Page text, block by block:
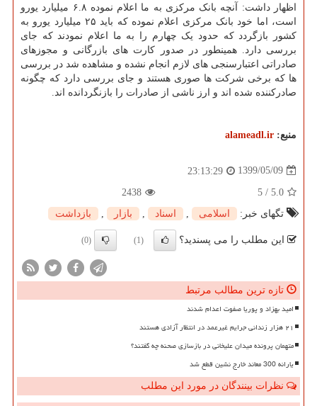
اظهار داشت: آنچه بانک مرکزی به ما اعلام نموده ۶.۸ میلیارد یورو
است، اما خود بانک مرکزی اعلام نموده که باید ۲۵ میلیارد یورو به
کشور بازگردد که حدود یک چهارم را به ما اعلام نمودند که جای
بررسی دارد. همینطور در صدور کارت های بازرگانی و مجوزهای
صادراتی اعتبارسنجی های لازم انجام نشده و مشاهده شد در بررسی
ها که برخی شرکت ها صوری هستند و جای بررسی دارد که چگونه
صادرکننده شده اند و ارز ناشی از صادرات را بازنگردانده اند.
منبع: alameadl.ir
1399/05/09
23:13:29
5.0
/
5
2438
تگهای خبر:
اسلامی اسناد بازار بازداشت
این مطلب را می پسندید؟ (1)
(0)
تازه ترین مطالب مرتبط
امید بهزاد و پوریا صفوت اعدام شدند
۲۱ هزار زندانی جرایم غیرعمد در انتظار آزادی هستند
متهمان پرونده میدان علیخانی در بازسازی صحنه چه گفتند؟
یارانه 300 معاند خارج نشین قطع شد
نظرات بینندگان در مورد این مطلب